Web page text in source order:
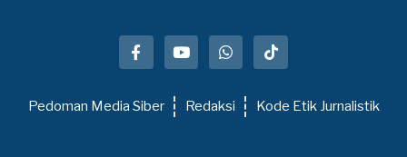
Pedoman Media Siber Redaksi Kode Etik Jurnalistik